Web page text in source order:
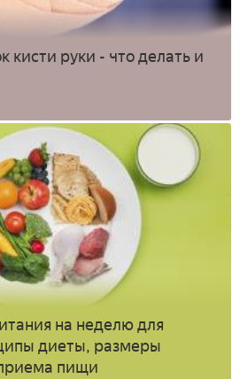
кисти руки - что делать и
на неделю для
диеты, размеры
пищи